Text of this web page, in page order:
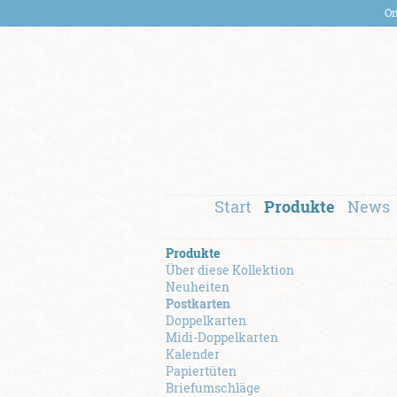
Start Produkte News
Produkte
Über diese Kollektion
Neuheiten
Postkarten
Doppelkarten
Midi-Doppelkarten
Kalender
Papiertüten
Briefumschläge